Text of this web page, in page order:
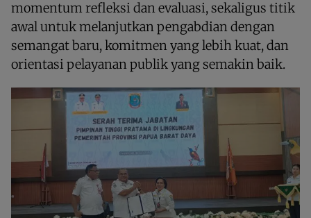
momentum refleksi dan evaluasi, sekaligus titik
awal untuk melanjutkan pengabdian dengan
semangat baru, komitmen yang lebih kuat, dan
orientasi pelayanan publik yang semakin baik.